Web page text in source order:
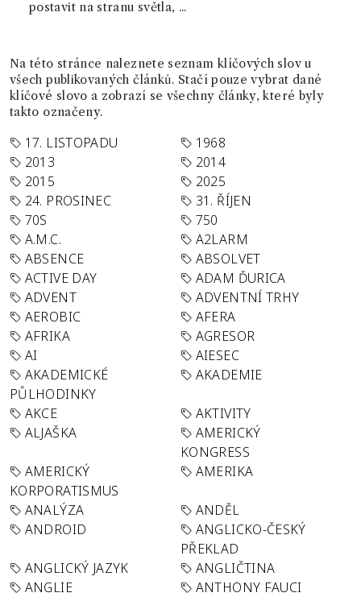
postavit na stranu světla, ...
Na této stránce naleznete seznam klíčových slov u
všech publikovaných článků. Stačí pouze vybrat dané
klíčové slovo a zobrazí se všechny články, které byly
takto označeny.
17. LISTOPADU
1968
2013
2014
2015
2025
24. PROSINEC
31. ŘÍJEN
70S
750
A.M.C.
A2LARM
ABSENCE
ABSOLVET
ACTIVE DAY
ADAM ĎURICA
ADVENT
ADVENTNÍ TRHY
AEROBIC
AFERA
AFRIKA
AGRESOR
AI
AIESEC
AKADEMICKÉ
PŮLHODINKY
AKADEMIE
AKCE
AKTIVITY
ALJAŠKA
AMERICKÝ
KONGRESS
AMERICKÝ
KORPORATISMUS
AMERIKA
ANALÝZA
ANDĚL
ANDROID
ANGLICKO-ČESKÝ
PŘEKLAD
ANGLICKÝ JAZYK
ANGLIČTINA
ANGLIE
ANTHONY FAUCI